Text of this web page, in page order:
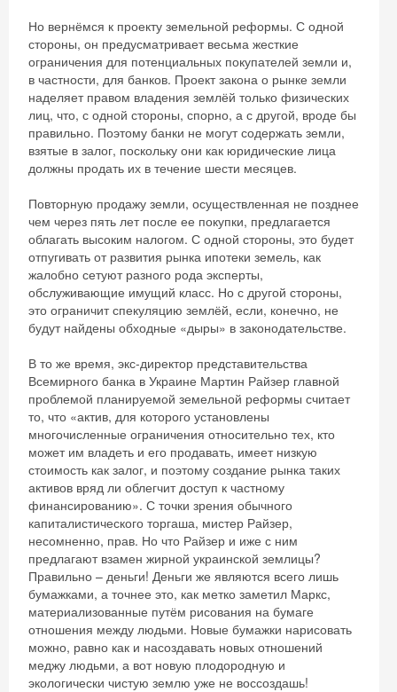
Но вернёмся к проекту земельной реформы. С одной
стороны, он предусматривает весьма жесткие
ограничения для потенциальных покупателей земли и,
в частности, для банков. Проект закона о рынке земли
наделяет правом владения землёй только физических
лиц, что, с одной стороны, спорно, а с другой, вроде бы
правильно. Поэтому банки не могут содержать земли,
взятые в залог, поскольку они как юридические лица
должны продать их в течение шести месяцев.
Повторную продажу земли, осуществленная не позднее
чем через пять лет после ее покупки, предлагается
облагать высоким налогом. С одной стороны, это будет
отпугивать от развития рынка ипотеки земель, как
жалобно сетуют разного рода эксперты,
обслуживающие имущий класс. Но с другой стороны,
это ограничит спекуляцию землёй, если, конечно, не
будут найдены обходные «дыры» в законодательстве.
В то же время, экс-директор представительства
Всемирного банка в Украине Мартин Райзер главной
проблемой планируемой земельной реформы считает
то, что «актив, для которого установлены
многочисленные ограничения относительно тех, кто
может им владеть и его продавать, имеет низкую
стоимость как залог, и поэтому создание рынка таких
активов вряд ли облегчит доступ к частному
финансированию». С точки зрения обычного
капиталистического торгаша, мистер Райзер,
несомненно, прав. Но что Райзер и иже с ним
предлагают взамен жирной украинской землицы?
Правильно – деньги! Деньги же являются всего лишь
бумажками, а точнее это, как метко заметил Маркс,
материализованные путём рисования на бумаге
отношения между людьми. Новые бумажки нарисовать
можно, равно как и насоздавать новых отношений
меджу людьми, а вот новую плодородную и
экологически чистую землю уже не воссоздашь!
Скидка −5%
Хочешь дешевле? Оставь почту и получи
промокод на первое бронирование!